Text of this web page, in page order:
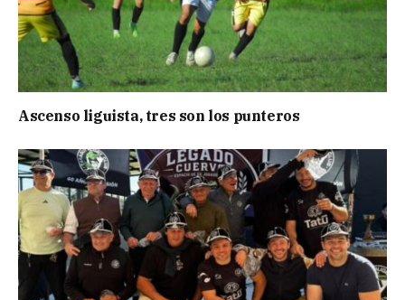
Ascenso liguista, tres son los punteros